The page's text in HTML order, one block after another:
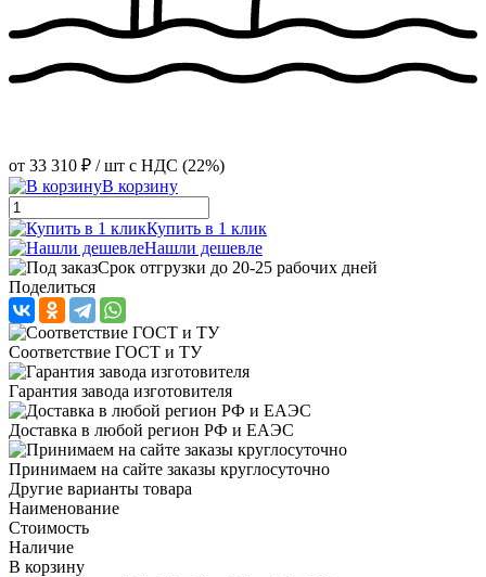
от 33 310 ₽ / шт с НДС (22%)
В корзину
Купить в 1 клик
Нашли дешевле
Срок отгрузки до 20-25 рабочих дней
Поделиться
Соответствие ГОСТ и ТУ
Гарантия завода изготовителя
Доставка в любой регион РФ и ЕАЭС
Принимаем на сайте заказы круглосуточно
Другие варианты товара
Наименование
Стоимость
Наличие
В корзину